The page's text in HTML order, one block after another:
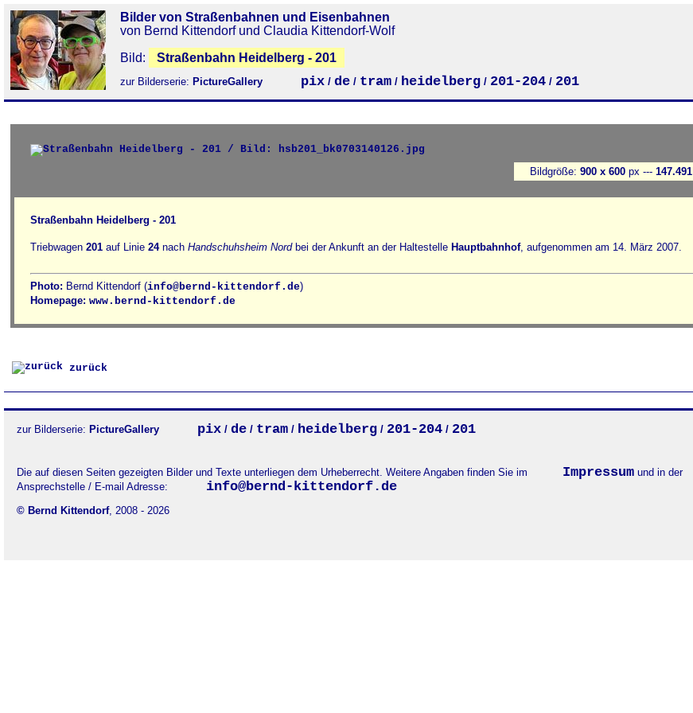
Bilder von Straßenbahnen und Eisenbahnen
von Bernd Kittendorf und Claudia Kittendorf-Wolf
Bild:
Straßenbahn Heidelberg - 201
zur Bilderserie: PictureGallery pix / de / tram / heidelberg / 201-204 / 201
Bildgröße: 900 x 600 px --- 147.491
Straßenbahn Heidelberg - 201
Triebwagen 201 auf Linie 24nach Handschuhsheim Nordbei der Ankunft an der Haltestelle Hauptbahnhof, aufgenommen am 14. März 2007.
Photo: Bernd Kittendorf (info@bernd-kittendorf.de)
Homepage: www.bernd-kittendorf.de
zurück
zur Bilderserie: PictureGallery pix / de / tram / heidelberg / 201-204 / 201
Die auf diesen Seiten gezeigten Bilder und Texte unterliegen dem Urheberrecht. Weitere Angaben finden Sie im Impressum und in der
Ansprechstelle / E-mail Adresse:
info@bernd-kittendorf.de
© Bernd Kittendorf, 2008 - 2026